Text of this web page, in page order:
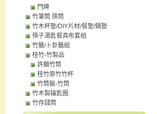
門牌
竹筆筒.筷筒
竹木杯墊/DIY片材/餐墊/鍋墊
筷子湯匙餐具布套組
竹籤/卜卦籤組
桂竹-竹製品
許願竹筒
桂竹原竹竹杯
竹筒飯-竹筒
竹木製鑰匙圈
竹存錢筒